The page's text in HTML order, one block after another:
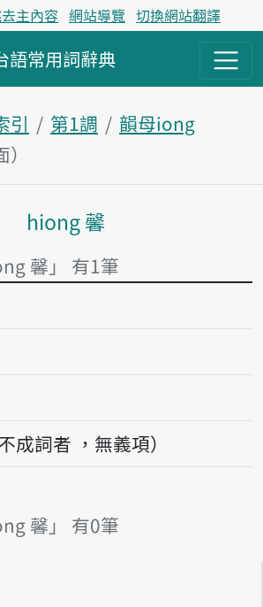
主內容 網站導覽 切換網站翻譯
語常用詞辭典
引 第1調
韻母iong
主內容區塊
hiong 馨
馨」 有1筆
成詞者 ，無義項）
馨」 有0筆